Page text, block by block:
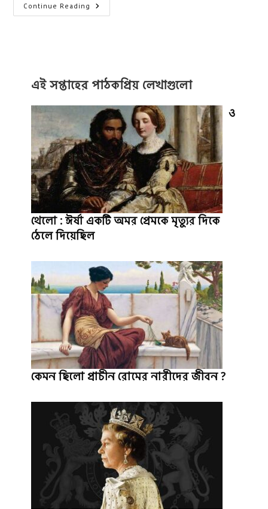
Continue Reading বন্ধু
নিয়ে
উক্তি
এই সপ্তাহের পাঠকপ্রিয় লেখাগুলো
ও
থেলো : ঈর্ষা একটি অমর প্রেমকে মৃত্যুর দিকে
ঠেলে দিয়েছিল
কেমন ছিলো প্রাচীন রোমের নারীদের জীবন ?